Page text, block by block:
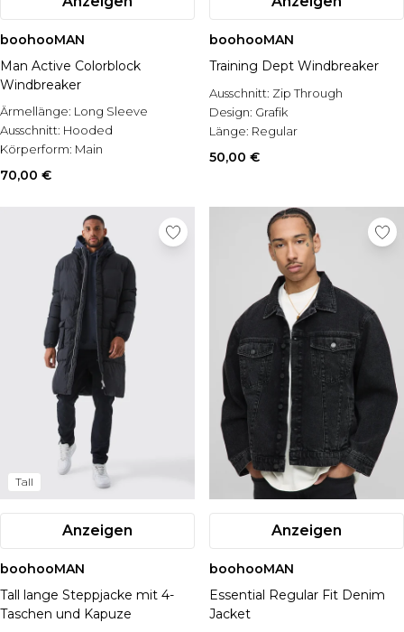
boohooMAN
Man Active Colorblock
Windbreaker
Ärmellänge: Long Sleeve
Ausschnitt: Hooded
Körperform: Main
70,00 €
boohooMAN
Training Dept Windbreaker
Ausschnitt: Zip Through
Design: Grafik
Länge: Regular
50,00 €
Tall
Anzeigen
boohooMAN
Tall lange Steppjacke mit 4-
Taschen und Kapuze
Anzeigen
boohooMAN
Essential Regular Fit Denim
Jacket